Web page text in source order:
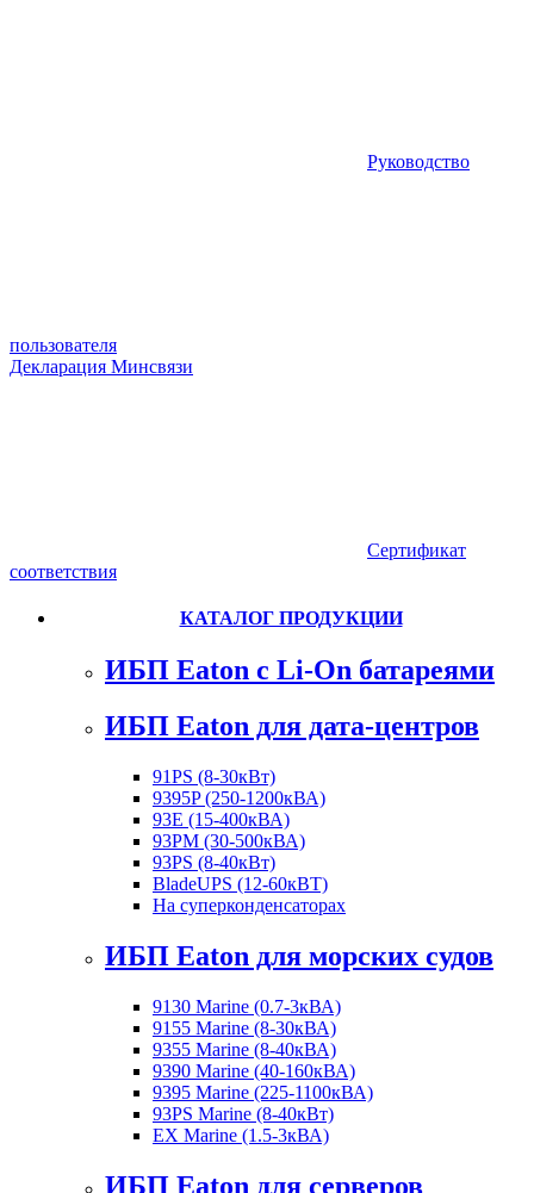
Руководство
пользователя
Декларация Минсвязи
Сертификат
соответствия
КАТАЛОГ ПРОДУКЦИИ
ИБП Eaton c Li-On батареями
ИБП Eaton для дата-центров
91PS (8-30кВт)
9395P (250-1200кВА)
93E (15-400кВА)
93PM (30-500кВА)
93PS (8-40кВт)
BladeUPS (12-60кВТ)
На суперконденсаторах
ИБП Eaton для морских судов
9130 Marine (0.7-3кВА)
9155 Marine (8-30кВА)
9355 Marine (8-40кВА)
9390 Marine (40-160кВА)
9395 Marine (225-1100кВА)
93PS Marine (8-40кВт)
EX Marine (1.5-3кВА)
ИБП Eaton для серверов